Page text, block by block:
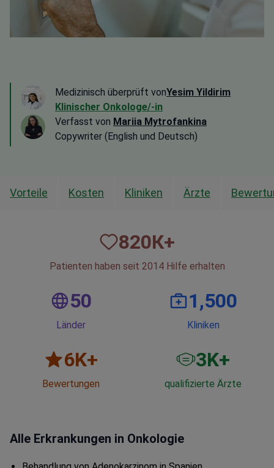
Medizinisch überprüft vonYesim Yildirim
Klinischer Onkologe/-in
Verfasst von Mariia Mytrofankina
Copywriter (English und Deutsch)
Vorteile Kosten Kliniken Ärzte
820К+
Patienten haben seit 2014 Hilfe erhalten
50
Länder
1,500
Kliniken
6K+
Bewertungen
3K+
qualifizierte Ärzte
Alle Erkrankungen in Onkologie